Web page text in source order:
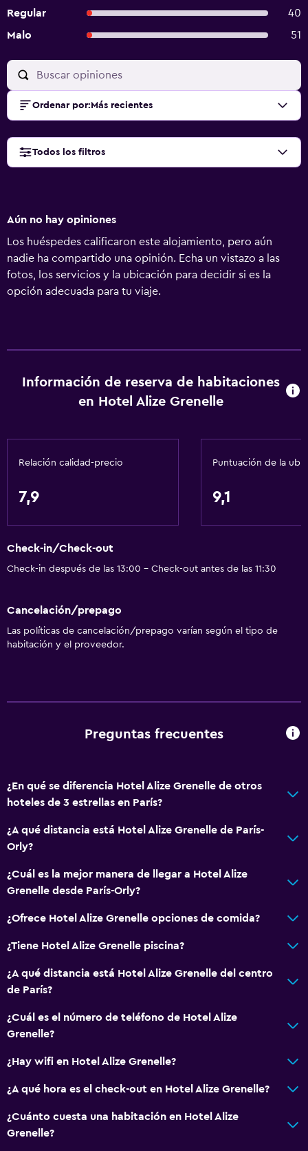
Regular
40
Malo
51
Ordenar por: Más recientes
Todos los filtros
Aún no hay opiniones
Los huéspedes calificaron este alojamiento, pero aún
nadie ha compartido una opinión. Echa un vistazo a las
fotos, los servicios y la ubicación para decidir si es la
opción adecuada para tu viaje.
Información de reserva de habitaciones
en Hotel Alize Grenelle
Relación calidad-precio
7,9
Puntuación de la
9,1
Check-in/Check-out
Check-in después de las 13:00 - Check-out antes de las 11:30
Cancelación/prepago
Las políticas de cancelación/prepago varían según el tipo de
habitación y el proveedor.
Preguntas frecuentes
¿En qué se diferencia Hotel Alize Grenelle de otros
hoteles de 3 estrellas en París?
¿A qué distancia está Hotel Alize Grenelle de París-
Orly?
¿Cuál es la mejor manera de llegar a Hotel Alize
Grenelle desde París-Orly?
¿Ofrece Hotel Alize Grenelle opciones de comida?
¿Tiene Hotel Alize Grenelle piscina?
¿A qué distancia está Hotel Alize Grenelle del centro
de París?
¿Cuál es el número de teléfono de Hotel Alize
Grenelle?
¿Hay wifi en Hotel Alize Grenelle?
¿A qué hora es el check-out en Hotel Alize Grenelle?
¿Cuánto cuesta una habitación en Hotel Alize
Grenelle?